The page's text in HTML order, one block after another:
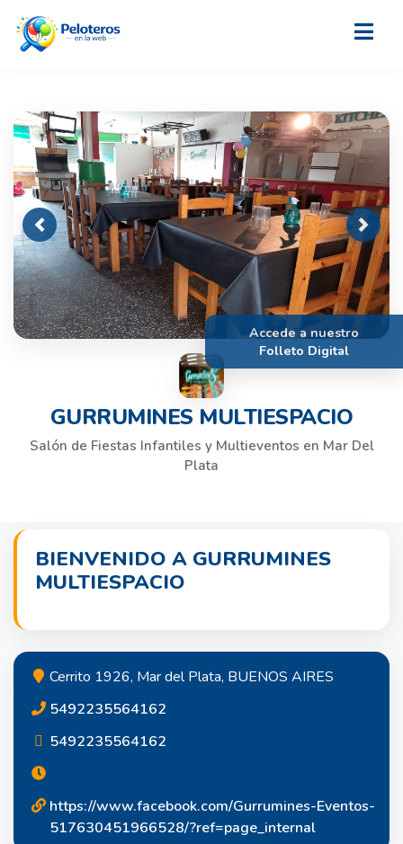
Previous Next
GURRUMINES MULTIESPACIO
Salón de Fiestas Infantiles y Multieventos en Mar Del
Plata
BIENVENIDO A GURRUMINES
MULTIESPACIO
Cerrito 1926, Mar del Plata, BUENOS AIRES
5492235564162
5492235564162
https://www.facebook.com/Gurrumines-Eventos-
517630451966528/?ref=page_internal
Accede a nuestro
Folleto Digital